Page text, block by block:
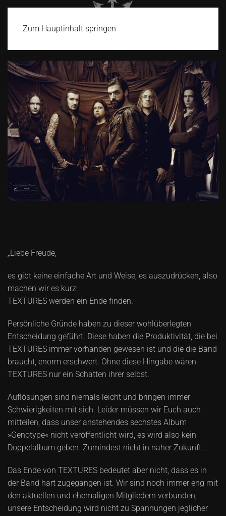
Zum Hauptinhalt springen
„Liebe Freude,
es gibt keine einfache Art und Weise, es auszudrücken, also
machen wir es kurz:
TEXTURES werden ein Ende finden.
Persönliche Gründe haben zu dieser wohlüberlegten
Entscheidung geführt. Diese haben die Produktivität, die bei
TEXTURES immer vorhanden gewesen ist und die die Band
braucht, enorm erschwert. Ohne diese Hingabe wären
TEXTURES nur ein Schatten ihrer selbst.
Auflösungen sind niemals leicht und bringen immer
Schwierigkeiten mit sich. Leider müssen wir Euch auch
mitteilen, dass unser anstehendes sechstes Album
»Genotype« nicht veröffentlicht wird, es wird also kein
Doppelalbum geben. Zumindest nicht in naher Zukunft...
Das Ende von TEXTURES bedeutet aber nicht, dass es in
der Band hart zugegangen ist. Wir sind noch immer eng mit
den aktuellen und ehemaligen Mitgliedern verbunden,
unsere Entscheidung wird nicht zu Spannungen jeglicher